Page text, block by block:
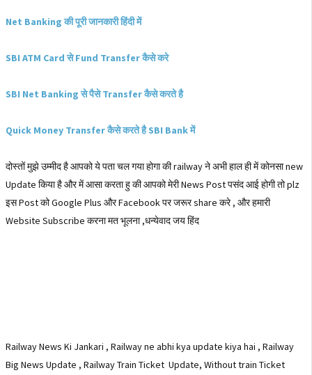
Net Banking की पूरी जानकारी हिंदी में
SBI ATM Card से Fund Transfer कैसे करे
SBI Net Banking से पैसे Transfer कैसे करते है
Quick Money Transfer कैसे करते है SBI Bank में
दोस्तों मुझे उम्मीद है आपको ये पता चल गया होगा की railway ने अभी हाल ही में कोनसा new
Update किया है और में आसा करता हु की आपको मेरी News Post पसंद आई होगी तो plz
इस Post को Google Plus और Facebook पर जरूर share करे , और हमारी
Website Subscribe करना मत भूलना ,धन्येवाद जय हिंद
Railway News Ki Jankari , Railway ne abhi kya update kiya hai , Railway
Big News Update , Railway Train Ticket Update, Without train Ticket